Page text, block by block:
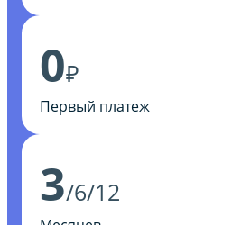
0₽
Первый платеж
3/6/12